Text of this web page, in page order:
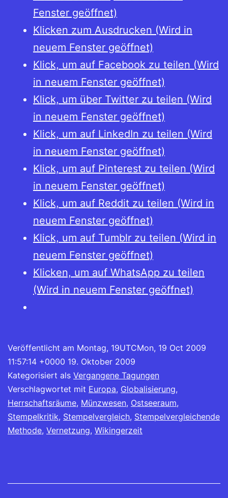
Fenster geöffnet)
Klicken zum Ausdrucken (Wird in
neuem Fenster geöffnet)
Klick, um auf Facebook zu teilen (Wird
in neuem Fenster geöffnet)
Klick, um über Twitter zu teilen (Wird
in neuem Fenster geöffnet)
Klick, um auf LinkedIn zu teilen (Wird
in neuem Fenster geöffnet)
Klick, um auf Pinterest zu teilen (Wird
in neuem Fenster geöffnet)
Klick, um auf Reddit zu teilen (Wird in
neuem Fenster geöffnet)
Klick, um auf Tumblr zu teilen (Wird in
neuem Fenster geöffnet)
Klicken, um auf WhatsApp zu teilen
(Wird in neuem Fenster geöffnet)
Veröffentlicht am Montag, 19UTCMon, 19 Oct 2009
11:57:14 +0000 19. Oktober 2009
Kategorisiert als Vergangene Tagungen
Verschlagwortet mit Europa, Globalisierung,
Herrschaftsräume, Münzwesen, Ostseeraum,
Stempelkritik, Stempelvergleich, Stempelvergleichende
Methode, Vernetzung, Wikingerzeit